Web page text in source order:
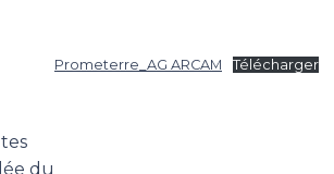
du
Prometerre_AG ARCAM Télécharger